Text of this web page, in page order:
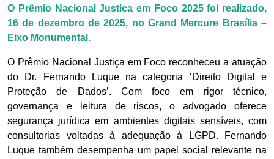
O Prêmio Nacional Justiça em Foco 2025 foi realizado,
16 de dezembro de 2025, no Grand Mercure Brasília –
Eixo Monumental.
O Prêmio Nacional Justiça em Foco reconheceu a atuação
do Dr. Fernando Luque na categoria ‘Direito Digital e
Proteção de Dados’. Com foco em rigor técnico,
governança e leitura de riscos, o advogado oferece
segurança jurídica em ambientes digitais sensíveis, com
consultorias voltadas à adequação à LGPD. Fernando
Luque também desempenha um papel social relevante na